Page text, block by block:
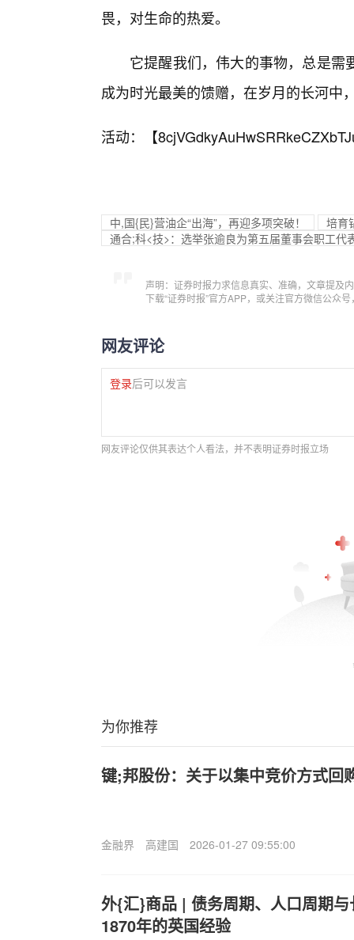
畏，对生命的热爱。
它提醒我们，伟大的事物，总是
成为时光最美的馈赠，在岁月的长河中
活动：【
中,国{民}营油企“出海”，再迎多项突破！
培育
通合;科<技>：选举张逾良为第五届董事会职工代
声明：证券时报力求信息真实、准确，文章提及
下载“证券时报”官方APP，或关注官方微信公众
网友评论
登录后可以发言
网友评论仅供其表达个人看法，并不表明证券时报立场
为你推荐
键;邦股份：关于以集中竞价方式回
金融界 高建国 2026-01-27 09:55:00
外{汇}商品 | 债务周期、人口周期
1870年的英国经验